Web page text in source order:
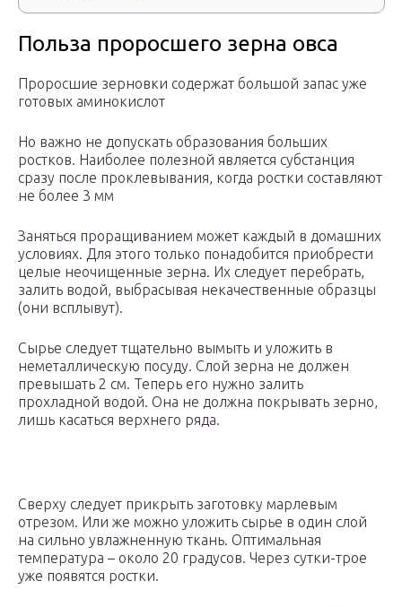
Польза проросшего зерна овса
Проросшие зерновки содержат большой запас уже
готовых аминокислот
Но важно не допускать образования больших
ростков. Наиболее полезной является субстанция
сразу после проклевывания, когда ростки составляют
не более 3 мм
Заняться проращиванием может каждый в домашних
условиях. Для этого только понадобится приобрести
целые неочищенные зерна. Их следует перебрать,
залить водой, выбрасывая некачественные образцы
(они всплывут).
Сырье следует тщательно вымыть и уложить в
неметаллическую посуду. Слой зерна не должен
превышать 2 см. Теперь его нужно залить
прохладной водой. Она не должна покрывать зерно,
лишь касаться верхнего ряда.
Сверху следует прикрыть заготовку марлевым
отрезом. Или же можно уложить сырье в один слой
на сильно увлажненную ткань. Оптимальная
температура – около 20 градусов. Через сутки-трое
уже появятся ростки.